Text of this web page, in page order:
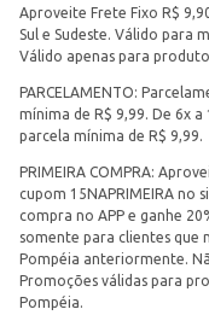
Aproveite Frete Fixo R$
Sul e Sudeste. Válido para
Válido apenas para
PARCELAMENTO:
mínima de R$ 9,99. De 6x
parcela mínima de R$ 9,99.
PRIMEIRA COMPRA:
cupom 15NAPRIMEIRA no
compra no APP e ganhe
somente para clientes que
Pompéia anteriormente.
Promoções válidas para
Pompéia.